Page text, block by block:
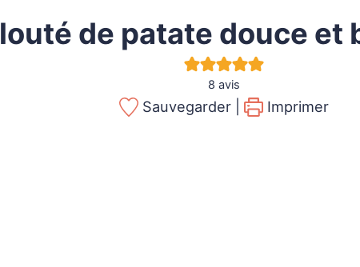
de patate douce et
8 avis
Sauvegarder | Imprimer